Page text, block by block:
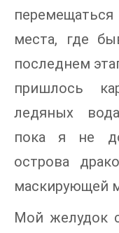
места, где
последнем
пришлось
ледяных
пока я не
острова
маскирующей
Мой желудок